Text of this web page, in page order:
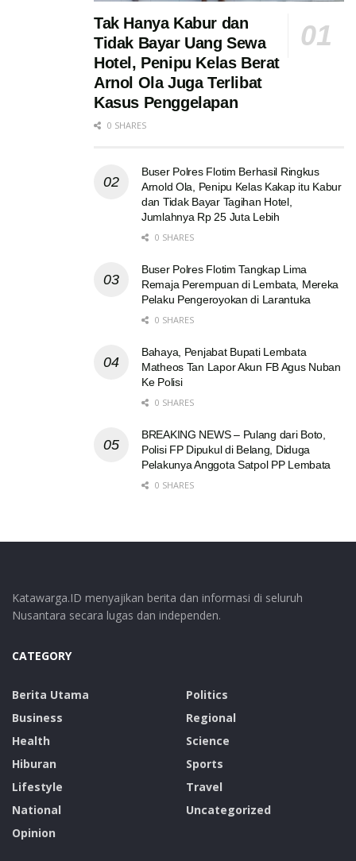
Tak Hanya Kabur dan
Tidak Bayar Uang Sewa
Hotel, Penipu Kelas Berat
Arnol Ola Juga Terlibat
Kasus Penggelapan
0 SHARES
Buser Polres Flotim Berhasil Ringkus
Arnold Ola, Penipu Kelas Kakap itu Kabur
dan Tidak Bayar Tagihan Hotel,
Jumlahnya Rp 25 Juta Lebih
0 SHARES
Buser Polres Flotim Tangkap Lima
Remaja Perempuan di Lembata, Mereka
Pelaku Pengeroyokan di Larantuka
0 SHARES
Bahaya, Penjabat Bupati Lembata
Matheos Tan Lapor Akun FB Agus Nuban
Ke Polisi
0 SHARES
BREAKING NEWS – Pulang dari Boto,
Polisi FP Dipukul di Belang, Diduga
Pelakunya Anggota Satpol PP Lembata
0 SHARES
Katawarga.ID menyajikan berita dan informasi di seluruh
Nusantara secara lugas dan independen.
CATEGORY
Berita Utama
Business
Health
Hiburan
Lifestyle
National
Opinion
Politics
Regional
Science
Sports
Travel
Uncategorized